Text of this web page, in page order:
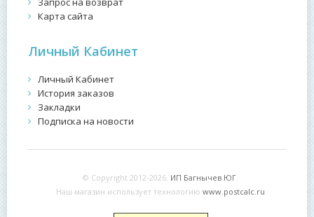
Карта сайта
Личный Кабинет
Личный Кабинет
История заказов
Закладки
Подписка на новости
© Copyright 2012-2026. ИП Багнычев ЮГ.
Наш магазин использует технологию www.postcalc.ru